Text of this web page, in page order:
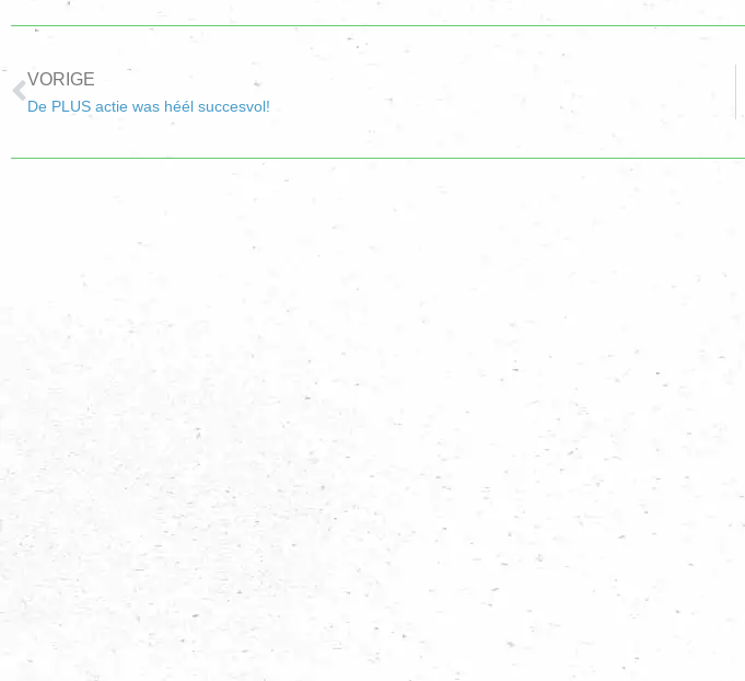
VORIGE
De PLUS actie was héél succesvol!